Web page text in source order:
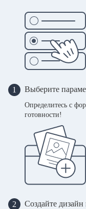
1 Выберите
Определитесь с
готовности!
2 Создайте дизайн